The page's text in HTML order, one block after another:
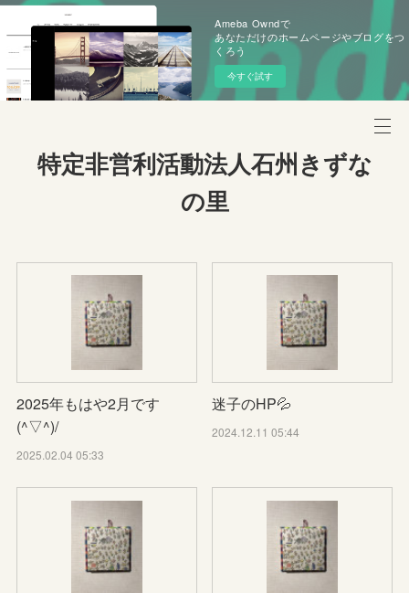
Ameba Owndで
あなただけのホームページやブログをつ
くろう
今すぐ試す
特定非営利活動法人石州きずな
の里
2025年もはや2月です
(^▽^)/
2025.02.04 05:33
迷子のHP💦
2024.12.11 05:44